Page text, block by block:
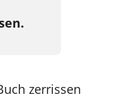
zerrissen